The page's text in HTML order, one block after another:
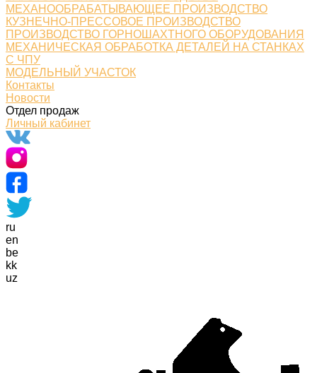
МЕХАНООБРАБАТЫВАЮЩЕЕ ПРОИЗВОДСТВО
КУЗНЕЧНО-ПРЕССОВОЕ ПРОИЗВОДСТВО
ПРОИЗВОДСТВО ГОРНОШАХТНОГО ОБОРУДОВАНИЯ
МЕХАНИЧЕСКАЯ ОБРАБОТКА ДЕТАЛЕЙ НА СТАНКАХ
С ЧПУ
МОДЕЛЬНЫЙ УЧАСТОК
Контакты
Новости
Отдел продаж
Личный кабинет
ru
en
be
kk
uz